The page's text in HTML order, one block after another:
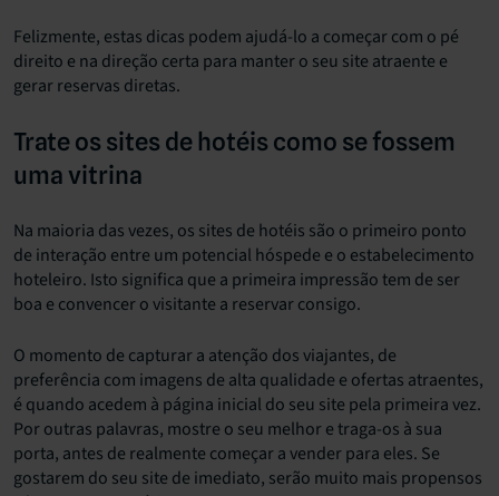
Felizmente, estas dicas podem ajudá-lo a começar com o pé
direito e na direção certa para manter o seu site atraente e
gerar reservas diretas.
Trate os sites de hotéis como se fossem
uma vitrina
Na maioria das vezes, os sites de hotéis são o primeiro ponto
de interação entre um potencial hóspede e o estabelecimento
hoteleiro. Isto significa que a primeira impressão tem de ser
boa e convencer o visitante a reservar consigo.
O momento de capturar a atenção dos viajantes, de
preferência com imagens de alta qualidade e ofertas atraentes,
é quando acedem à página inicial do seu site pela primeira vez.
Por outras palavras, mostre o seu melhor e traga-os à sua
porta, antes de realmente começar a vender para eles. Se
gostarem do seu site de imediato, serão muito mais propensos